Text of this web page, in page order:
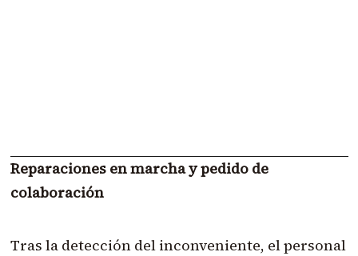
Reparaciones en marcha y pedido de
colaboración
Tras la detección del inconveniente, el personal